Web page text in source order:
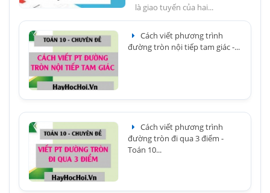
là giao tuyến của hai...
Cách viết phương trình
đường tròn nội tiếp tam giác -...
Cách viết phương trình
đường tròn đi qua 3 điểm -
Toán 10...